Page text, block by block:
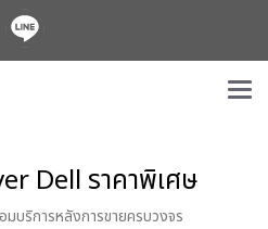
Dell ราคาพิเศษ
มบริการหลังการขายครบวงจร